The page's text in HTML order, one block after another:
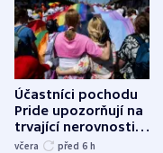
Účastníci pochodu
Pride upozorňují na
trvající nerovnosti i
společenskou
včera před 6 h